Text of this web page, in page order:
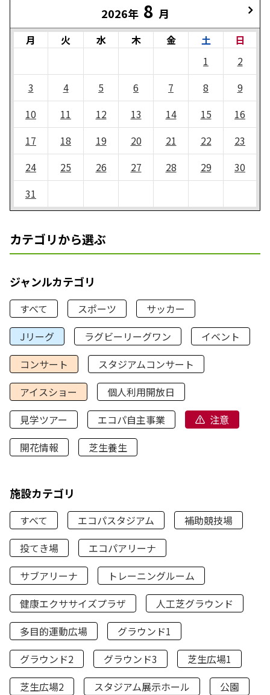
2026年 8 月
月 火 水 木 金 土
日
1
2
3
4 5 6 7 8
9
10
11 12 13 14 15
16
17
18 19 20 21 22
23
24
25 26 27 28 29
30
31
カテゴリから選ぶ
ジャンルカテゴリ
すべて スポーツ
サッカー
Jリーグ
ラグビーリーグワン
イベント
コンサート
スタジアムコンサート
アイスショー
個人利用開放日
見学ツアー
エコパ自主事業
注意
開花情報
芝生養生
施設カテゴリ
すべて エコパスタジアム
補助競技場
投てき場
エコパアリーナ
サブアリーナ
トレーニングルーム
健康エクササイズプラザ
人工芝グラウンド
多目的運動広場
グラウンド1
グラウンド2
グラウンド3
芝生広場1
芝生広場2
スタジアム展示ホール
公園